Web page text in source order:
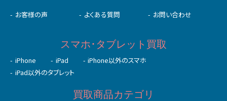
未成年の⽅へ 法人の方へ
お客様の声 よくある質問
スマホ･タブレット買取